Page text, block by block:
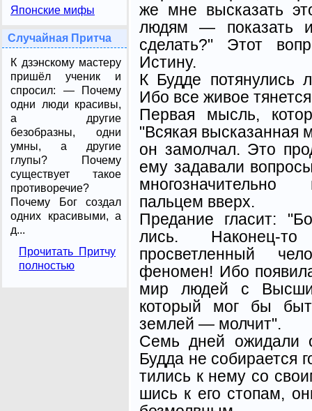
Японские мифы
Случайная Притча
К дзэнскому мастеру
пришёл ученик и
спросил: — Почему
одни люди красивы,
а другие
безобразны, одни
умны, а другие
глупы? Почему
существует такое
противоречие?
Почему Бог создал
одних красивыми, а
д...
Прочитать Притчу
полностью
же мне высказать
людям — показать
сделать?" Этот
Истину.
К Будде потянулись
Ибо все живое
Первая мысль,
"Всякая высказанная
он замолчал. Это
ему задавали
много­значительно
пальцем вверх.
Предание гласит:
лись. Наконец-
просветленный
феномен! Ибо
мир людей с
который мог бы
землей — молчит".
Семь дней ожидали
Будда не собирается
тились к нему со
шись к его стопам,